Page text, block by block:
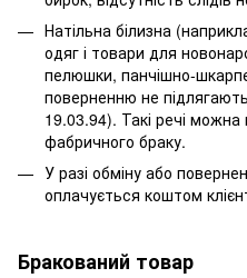
Натільна білизна
одяг і товари для
пелюшки, панчішно-
поверненню не
19.03.94). Такі речі
фабричного браку.
У разі обміну або
оплачується коштом
Бракований товар